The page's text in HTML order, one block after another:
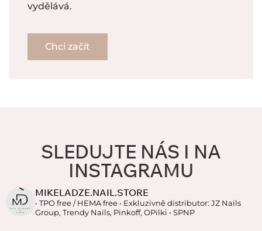
vydělává.
Chci začít
SLEDUJTE NÁS I NA
INSTAGRAMU
MIKELADZE.NAIL.STORE
• TPO free / HEMA free • Exkluzivně distributor: JZ Nails
Group, Trendy Nails, Pinkoff, OPilki • SPNP